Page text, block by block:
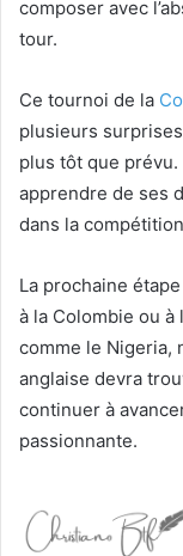
composer avec
tour.
Ce tournoi de la
plusieurs
plus tôt que prévu.
apprendre de ses
dans la
La prochaine
à la Colombie ou à
comme le Nigeria,
anglaise devra
continuer à
passionnante.